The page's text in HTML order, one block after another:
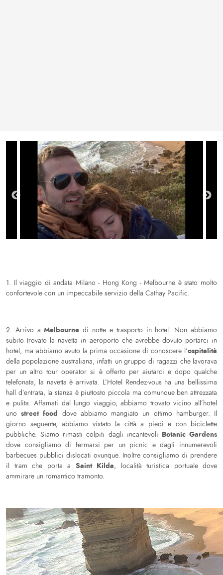
1. Il viaggio di andata Milano - Hong Kong - Melbourne è stato molto
confortevole con un impeccabile servizio della Cathay Pacific.
2. Arrivo aMelbournedi notte e trasporto in hotel. Non abbiamo
subito trovato la navetta in aeroporto che avrebbe dovuto portarci in
hotel, ma abbiamo avuto la prima occasione di conoscere l'ospitalità
della popolazione australiana, infatti un gruppo di ragazzi che lavorava
per un altro tour operator si è offerto per aiutarci e dopo qualche
telefonata, la navetta è arrivata. L’Hotel Rendez-vous ha una bellissima
hall d’entrata, la stanza è piuttosto piccola ma comunque ben attrezzata
e pulita. Affamati dal lungo viaggio, abbiamo trovato vicino all’hotel
unostreet food dove abbiamo mangiato un ottimo hamburger. Il
giorno seguente, abbiamo vistato la città a piedi e con biciclette
pubbliche. Siamo rimasti colpiti dagli incantevoli Botanic Gardens
dove consigliamo di fermarsi per un picnic e dagli innumerevoli
barbecues pubblici dislocati ovunque. Inoltre consigliamo di prendere
il tram che porta a Saint Kilda, località turistica portuale dove
ammirare un romantico tramonto.